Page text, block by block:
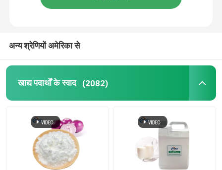
सूखे पाउडर को फ्रीज करें
जैविक तेल
प्राकृतिक रंगद्रव्य
स्वास्थ्य देखभाल उत्पाद
अन्य श्रेणियों अमेरिका से
खाद्य पदार्थों के स्वाद (2082)